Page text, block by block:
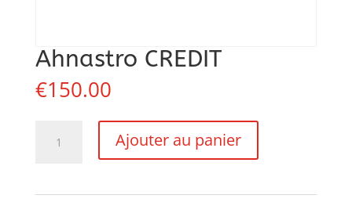
Ahnastro CREDIT
€150.00
Ajouter au panier